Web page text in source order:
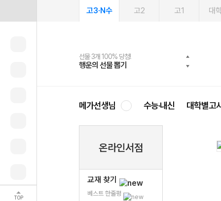
TOP
고3·N수 고2 고1 대
선물 3개 100% 당첨!
행운의 선물 뽑기
선물 100% 증정!
메가스터디 X 올리브
여름방학 스터디 캐시백
메가런 썸머스쿨
2027 러셀 단과
강사 공개선발
스마트러닝앱
설문 EVENT
메가패스
3일 무료 체험권
메가패스 수강생 무료혜택!
메가클럽 멤버십
사회공헌 캠페인
희망이룸 메가나눔
메가선생님 수능·내신 대학별고
온라인서점
교재 찾기
베스트 한줄평